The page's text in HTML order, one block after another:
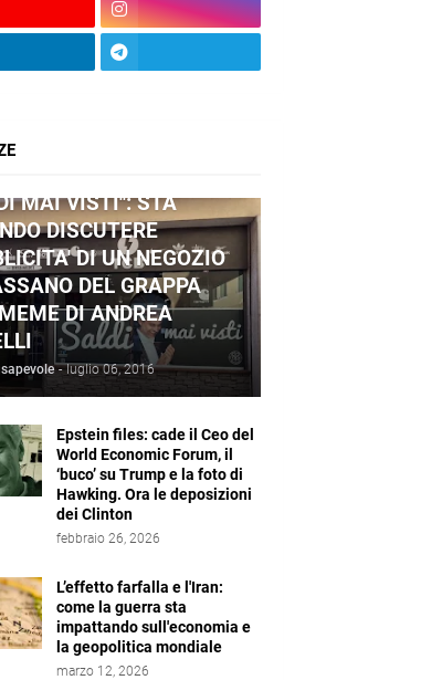
MAI VISTI": STA
DISCUTERE
DI UN NEGOZIO
DEL GRAPPA
DI ANDREA
- luglio 06, 2016
Epstein files: cade il Ceo del
World Economic Forum, il
‘buco’ su Trump e la foto di
Hawking. Ora le deposizioni
dei Clinton
febbraio 26, 2026
L’effetto farfalla e l'Iran:
come la guerra sta
impattando sull'economia e
la geopolitica mondiale
marzo 12, 2026